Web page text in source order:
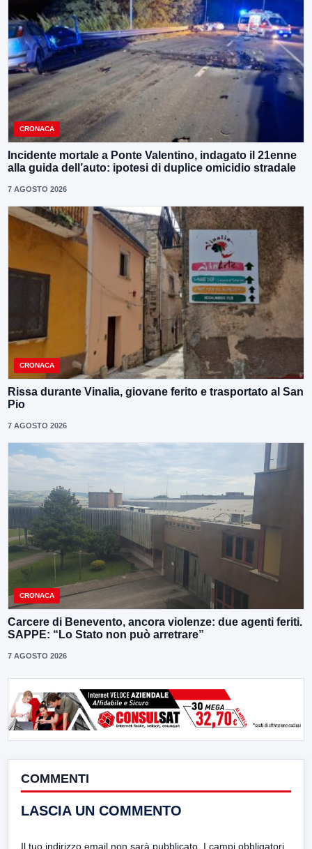
CRONACA
Incidente mortale a Ponte Valentino, indagato il 21enne
alla guida dell’auto: ipotesi di duplice omicidio stradale
7 AGOSTO 2026
CRONACA
Rissa durante Vinalia, giovane ferito e trasportato al San
Pio
7 AGOSTO 2026
CRONACA
Carcere di Benevento, ancora violenze: due agenti feriti.
SAPPE: “Lo Stato non può arretrare”
7 AGOSTO 2026
COMMENTI
LASCIA UN COMMENTO
Il tuo indirizzo email non sarà pubblicato. I campi obbligatori